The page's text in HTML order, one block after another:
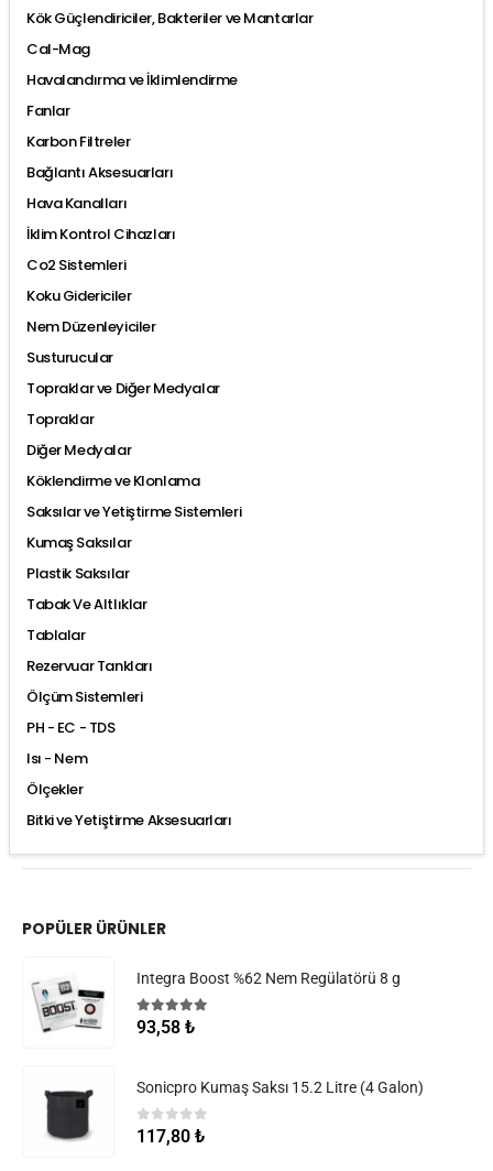
Kök Güçlendiriciler, Bakteriler ve Mantarlar
Cal-Mag
Havalandırma ve İklimlendirme
Fanlar
Karbon Filtreler
Bağlantı Aksesuarları
Hava Kanalları
İklim Kontrol Cihazları
Co2 Sistemleri
Koku Gidericiler
Nem Düzenleyiciler
Susturucular
Topraklar ve Diğer Medyalar
Topraklar
Diğer Medyalar
Köklendirme ve Klonlama
Saksılar ve Yetiştirme Sistemleri
Kumaş Saksılar
Plastik Saksılar
Tabak Ve Altlıklar
Tablalar
Rezervuar Tankları
Ölçüm Sistemleri
PH - EC - TDS
Isı - Nem
Ölçekler
Bitki ve Yetiştirme Aksesuarları
POPÜLER ÜRÜNLER
Integra Boost %62 Nem Regülatörü 8 g
5.005 üzerinden
93,58 ₺
Sonicpro Kumaş Saksı 15.2 Litre (4 Galon)
0 5 üzerinden
117,80 ₺